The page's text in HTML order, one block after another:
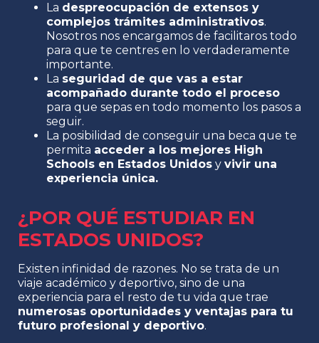
La despreocupación de extensos y
complejos trámites administrativos.
Nosotros nos encargamos de facilitaros todo
para que te centres en lo verdaderamente
importante.
La seguridad de que vas a estar
acompañado durante todo el proceso
para que sepas en todo momento los pasos a
seguir.
La posibilidad de conseguir una beca que te
permita acceder a los mejores High
Schools en Estados Unidos y vivir una
experiencia única.
¿POR QUÉ ESTUDIAR EN
ESTADOS UNIDOS?
Existen infinidad de razones. No se trata de un
viaje académico y deportivo, sino de una
experiencia para el resto de tu vida que trae
numerosas oportunidades y ventajas para tu
futuro profesional y deportivo.